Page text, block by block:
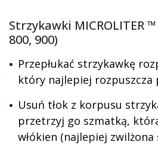
Strzykawki MICROLITER
800, 900)
Przepłukać strzykawkę
który najlepiej rozpuszcza
Usuń tłok z korpusu
przetrzyj go szmatką,
włókien (najlepiej zwilżona